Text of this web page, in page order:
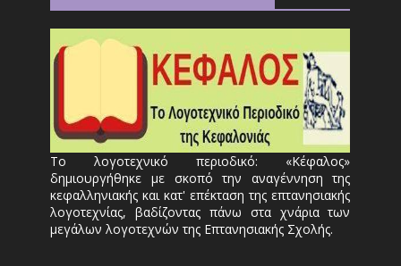
Το λογοτεχνικό περιοδικό: «Κέφαλος»
δημιουργήθηκε με σκοπό την αναγέννηση της
κεφαλληνιακής και κατ' επέκταση της επτανησιακής
λογοτεχνίας, βαδίζοντας πάνω στα χνάρια των
μεγάλων λογοτεχνών της Επτανησιακής Σχολής.